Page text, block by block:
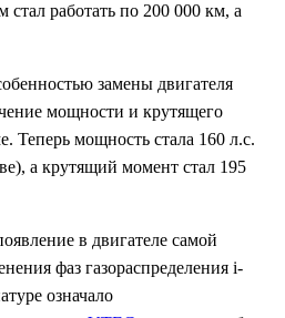
стал работать по 200 000 км, а
замены двигателя
мощности и крутящего
Теперь мощность стала 160 л.с.
а крутящий момент стал 195
в двигателе самой
фаз газораспределения i-
означало